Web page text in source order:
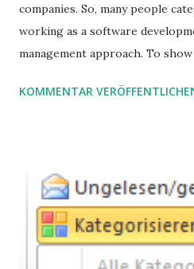
companies. So, many people
working as a software
management approach. To
processes.
KOMMENTAR